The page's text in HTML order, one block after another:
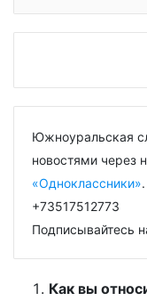
Южноуральская
новостями через
«Одноклассники»
+73517512773
Подписывайтесь
Как вы